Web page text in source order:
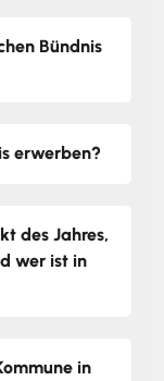
Bündnis
erwerben?
des Jahres,
wer ist in
in